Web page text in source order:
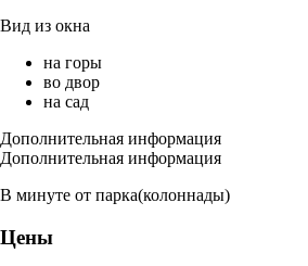
Вид из окна
на горы
во двор
на сад
Дополнительная информация
Дополнительная информация
В минуте от парка(колоннады)
Цены